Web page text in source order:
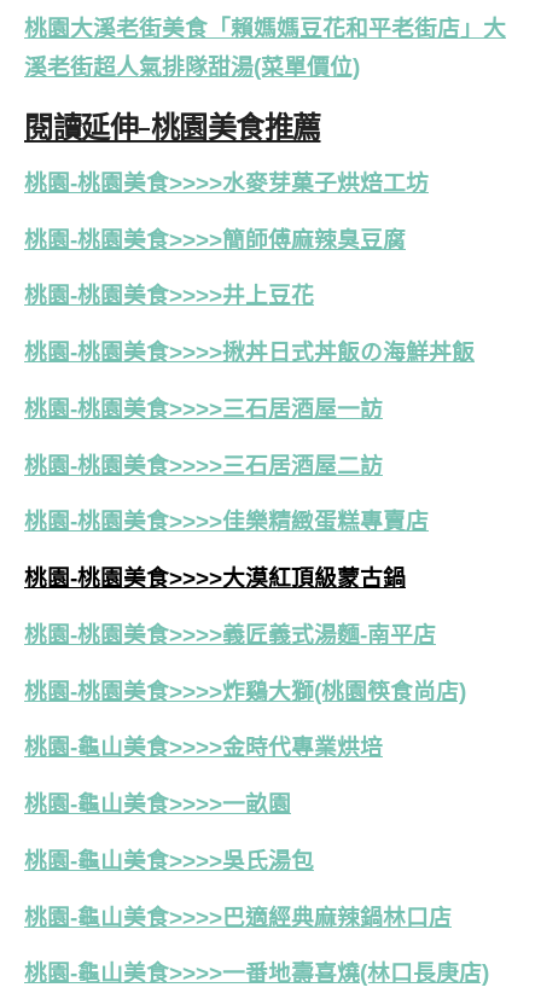
桃園大溪老街美食「賴媽媽豆花和平老街店」大
溪老街超人氣排隊甜湯(菜單價位)
閱讀延伸-桃園美食推薦
桃園-桃園美食>>>>水麥芽菓子烘焙工坊
桃園-桃園美食>>>>簡師傅麻辣臭豆腐
桃園-桃園美食>>>>井上豆花
桃園-桃園美食>>>>揪丼日式丼飯の海鮮丼飯
桃園-桃園美食>>>>三石居酒屋一訪
桃園-桃園美食>>>>三石居酒屋二訪
桃園-桃園美食>>>>佳樂精緻蛋糕專賣店
桃園-桃園美食>>>>大漠紅頂級蒙古鍋
桃園-桃園美食>>>>義匠義式湯麵-南平店
桃園-桃園美食>>>>炸鷄大獅(桃園筷食尚店)
桃園-龜山美食>>>>金時代專業烘培
桃園-龜山美食>>>>一畝園
桃園-龜山美食>>>>吳氏湯包
桃園-龜山美食>>>>巴適經典麻辣鍋林口店
桃園-龜山美食>>>>一番地壽喜燒(林口長庚店)